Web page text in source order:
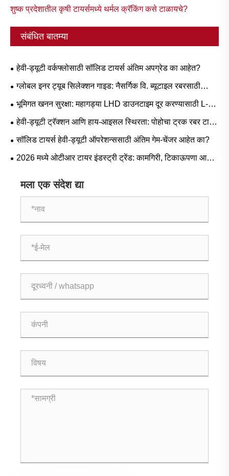
शुष्क प्रदेशातील कृषी टायर्समध्ये थर्मल क्रॅकिंग कसे टाळायचे?
संबंधित बातम्या
हेवी-ड्यूटी वर्कफ्लोसाठी सॉलिड टायर्स अंतिम अपग्रेड का आहेत?
ग्लोबल इनर ट्यूब सिलेक्शन गाइड: नैसर्गिक वि. ब्यूटाइल रबरसाठी
लोकप्रिय आकार आणि परिस्थिती-आधारित अनुप्रयोग
भूमिगत खनन सुरक्षा: महागड्या LHD डाउनटाइम दूर करण्यासाठी L-5S
मालिका टायर्स महत्त्वपूर्ण का आहेत
हेवी-ड्यूटी ट्रॅक्शन आणि हाय-आइसल स्थिरता: पोहोचा ट्रक रबर टायर
मागणी ट्रेंड आणि ऑपरेशनल मार्गदर्शक
सॉलिड टायर्स हेवी-ड्यूटी ऑपरेशन्ससाठी अंतिम गेम-चेंजर आहेत का?
2026 मध्ये ओटीआर टायर इंडस्ट्री ट्रेंड: कामगिरी, टिकाऊपणा आणि
मला एक संदेश द्या